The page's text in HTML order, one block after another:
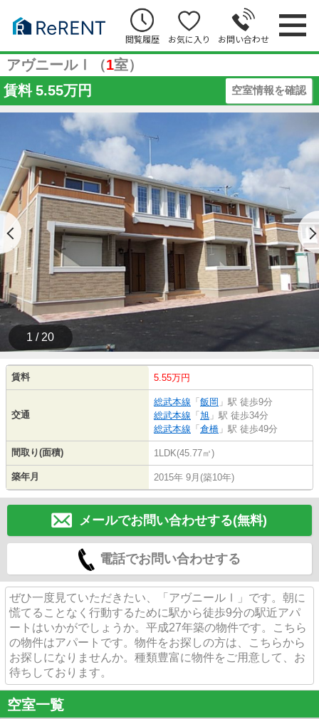
閲覧履歴 お気に入り お問い合わせ
アヴニールⅠ（1室）
賃料 5.55万円 空室情報を確認
1 / 20
賃料 5.55万円
交通
総武本線 「飯岡 」駅 徒歩9分
総武本線 「旭 」駅 徒歩34分
総武本線 「倉橋 」駅 徒歩49分
間取り(面積) 1LDK(45.77㎡)
築年月 2015年 9月(築10年)
メールでお問い合わせする(無料)
電話でお問い合わせする
ぜひ一度見ていただきたい、「アヴニールⅠ」です。朝に
慌てることなく行動するために駅から徒歩9分の駅近アパ
ートはいかがでしょうか。平成27年築の物件です。こちら
の物件はアパートです。物件をお探しの方は、こちらから
お探しになりませんか。種類豊富に物件をご用意して、お
待ちしております。
空室一覧